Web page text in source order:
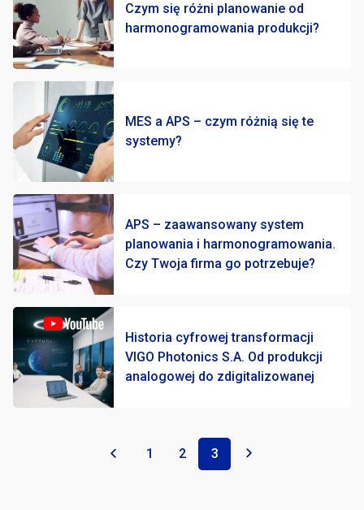
Inne rozwiązania
Konsulting i doradztwo
MES/MOM
Planowanie i harmonogramowanie
Rozwiązania dedykowane
2
SCADA
1
Wsparcie projektowe
Czym się różni planowanie od
harmonogramowania produkcji?
MES a APS – czym różnią się te
systemy?
APS – zaawansowany system
planowania i harmonogramowania.
Czy Twoja firma go potrzebuje?
Historia cyfrowej transformacji
VIGO Photonics S.A. Od produkcji
analogowej do zdigitalizowanej
« 1 2 3 »